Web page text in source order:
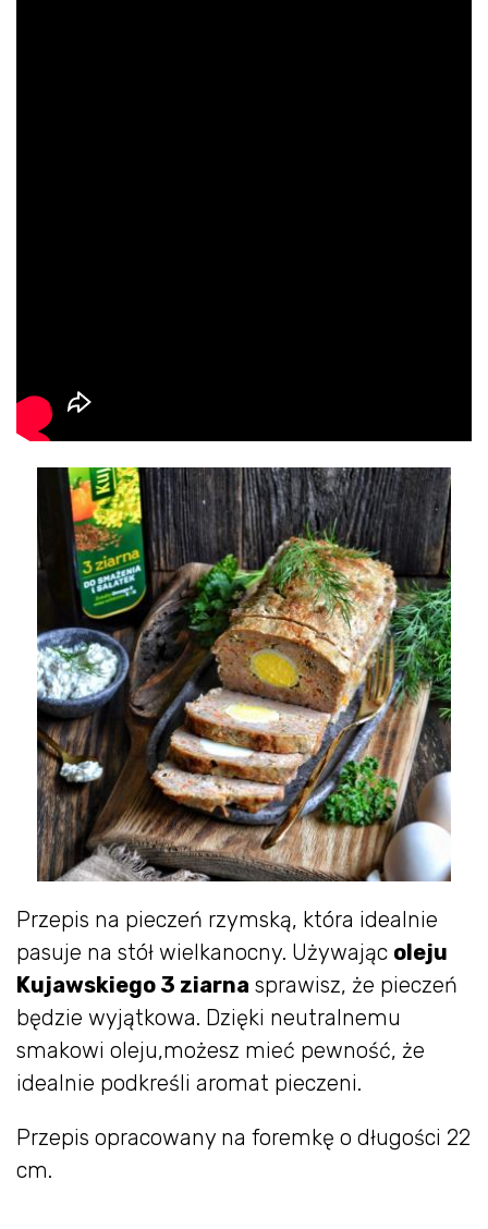
Przepis na pieczeń rzymską, która idealnie
pasuje na stół wielkanocny. Używając oleju
Kujawskiego 3 ziarna sprawisz, że pieczeń
będzie wyjątkowa. Dzięki neutralnemu
smakowi oleju,możesz mieć pewność, że
idealnie podkreśli aromat pieczeni.
Przepis opracowany na foremkę o długości 22
cm.